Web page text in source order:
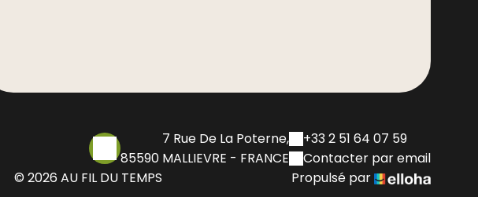
7 Rue De La Poterne,
85590 MALLIEVRE - FRANCE
+33 2 51 64 07 59
Contacter par email
© 2026 AU FIL DU TEMPS Propulsé par